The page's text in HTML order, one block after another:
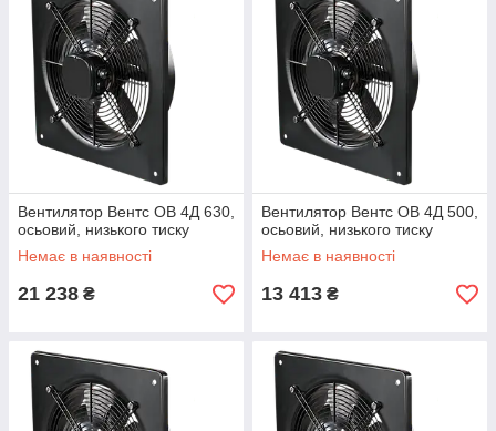
Вентилятор Вентс ОВ 4Д 630,
осьовий, низького тиску
Немає в наявності
21 238 ₴
Вентилятор Вентс ОВ 4Д 500,
осьовий, низького тиску
Немає в наявності
13 413 ₴